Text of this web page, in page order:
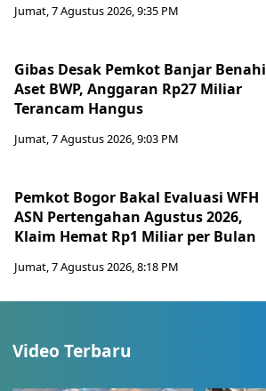
Jumat, 7 Agustus 2026, 9:35 PM
Gibas Desak Pemkot Banjar Benahi
Aset BWP, Anggaran Rp27 Miliar
Terancam Hangus
Jumat, 7 Agustus 2026, 9:03 PM
Pemkot Bogor Bakal Evaluasi WFH
ASN Pertengahan Agustus 2026,
Klaim Hemat Rp1 Miliar per Bulan
Jumat, 7 Agustus 2026, 8:18 PM
Video Terbaru